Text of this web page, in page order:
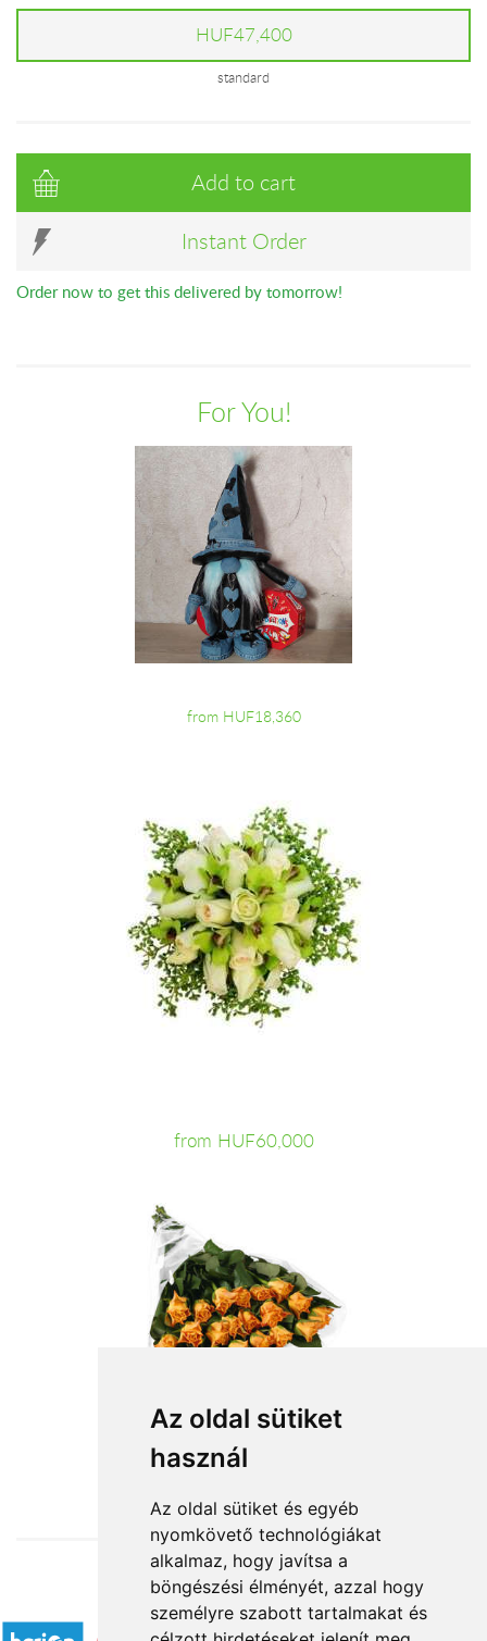
Az oldal sütiket
használ
Az oldal sütiket és egyéb
nyomkövető technológiákat
alkalmaz, hogy javítsa a
böngészési élményét, azzal hogy
személyre szabott tartalmakat és
HUF47,400
standard
Add to cart
Instant Order
Order now to get this delivered by tomorrow!
For You!
from HUF18,360
from HUF60,000
from HUF44,000
Accepted payment methods